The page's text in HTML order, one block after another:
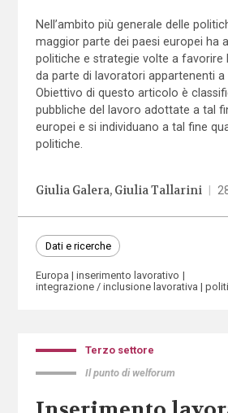
Nell’ambito più generale delle
maggior parte dei paesi europei ha
politiche e strategie volte a favorire
da parte di lavoratori appartenenti a
Obiettivo di questo articolo è
pubbliche del lavoro adottate a tal
europei e si individuano a tal fine
politiche.
Giulia Galera Giulia Tallarini
Dati e ricerche
Europa
inserimento lavorativo
integrazione / inclusione lavorativa
Terzo settore
Il punto di welforum